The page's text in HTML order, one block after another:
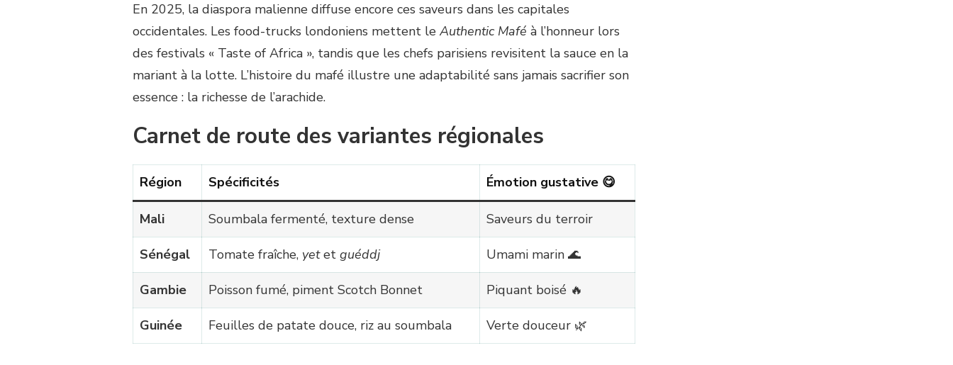
En 2025, la diaspora malienne diffuse encore ces saveurs dans les capitales
occidentales. Les food-trucks londoniens mettent le Authentic Mafé à l’honneur lors
des festivals « Taste of Africa », tandis que les chefs parisiens revisitent la sauce en la
mariant à la lotte. L’histoire du mafé illustre une adaptabilité sans jamais sacrifier son
essence : la richesse de l’arachide.
Carnet de route des variantes régionales
Région Spécificités Émotion gustative 😋
Mali Soumbala fermenté, texture dense Saveurs du terroir
Sénégal Tomate fraîche, yetet guéddj Umami marin 🌊
Gambie Poisson fumé, piment Scotch Bonnet Piquant boisé 🔥
Guinée Feuilles de patate douce, riz au soumbala Verte douceur 🌿